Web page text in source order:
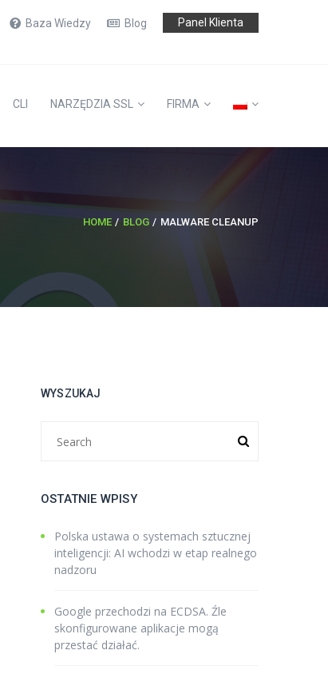
Baza Wiedzy Blog Panel Klienta
CLI NARZĘDZIA SSL FIRMA
HOME BLOG MALWARE CLEANUP
WYSZUKAJ
OSTATNIE WPISY
Polska ustawa o systemach sztucznej
inteligencji: AI wchodzi w etap realnego
nadzoru
Google przechodzi na ECDSA. Źle
skonfigurowane aplikacje mogą
przestać działać.